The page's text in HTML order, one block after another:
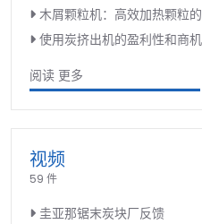
木屑颗粒机：高效加热颗粒
使用炭挤出机的盈利性和商机
阅读 更多
视频
59 件
圭亚那锯末炭块厂反馈